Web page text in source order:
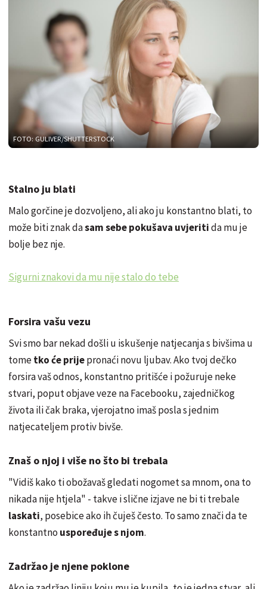
FOTO: GULIVER/SHUTTERSTOCK
Stalno ju blati
Malo gorčine je dozvoljeno, ali ako ju konstantno blati, to
može biti znak dasam sebe pokušava uvjeritida mu je
bolje bez nje.
Sigurni znakovi da mu nije stalo do tebe
Forsira vašu vezu
Svi smo bar nekad došli u iskušenje natjecanja s bivšima u
tometko će prijepronaći novu ljubav. Ako tvoj dečko
forsira vaš odnos, konstantno pritišće i požuruje neke
stvari, poput objave veze na Facebooku, zajedničkog
života ili čak braka, vjerojatno imaš posla s jednim
natjecateljem protiv bivše.
Znaš o njoj i više no što bi trebala
"Vidiš kako ti obožavaš gledati nogomet sa mnom, ona to
nikada nije htjela" - takve i slične izjave ne bi ti trebale
laskati, posebice ako ih čuješ često. To samo znači da te
konstantno uspoređuje s njom.
Zadržao je njene poklone